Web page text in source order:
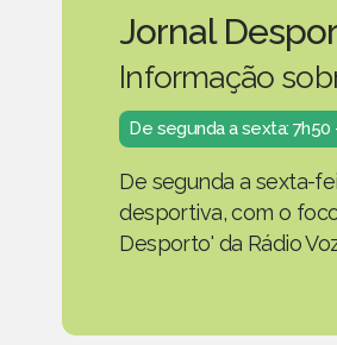
Jornal
Informação
De segunda a sexta: 7h50
De segunda a sexta-
desportiva, com o
Desporto' da Rádio